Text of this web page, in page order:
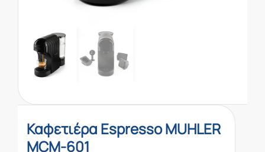
Καφετιέρα Espresso MUHLER
MCM-601